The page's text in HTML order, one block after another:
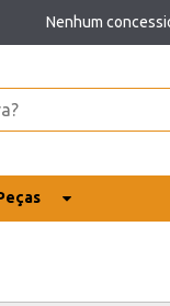
Nenhum